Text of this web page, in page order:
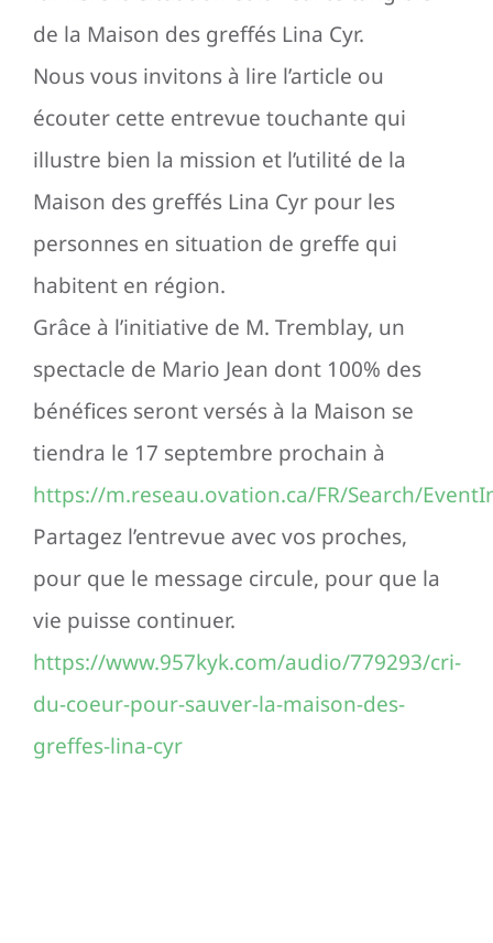
de la Maison des greffés Lina Cyr.
Nous vous invitons à lire l’article ou
écouter cette entrevue touchante qui
illustre bien la mission et l’utilité de la
Maison des greffés Lina Cyr pour les
personnes en situation de greffe qui
habitent en région.
Grâce à l’initiative de M. Tremblay, un
spectacle de Mario Jean dont 100% des
bénéfices seront versés à la Maison se
tiendra le 17 septembre prochain à
https://m.reseau.ovation.ca/FR/Search/
Partagez l’entrevue avec vos proches,
pour que le message circule, pour que la
vie puisse continuer.
https://www.957kyk.com/audio/779293/cri-
du-coeur-pour-sauver-la-maison-des-
greffes-lina-cyr